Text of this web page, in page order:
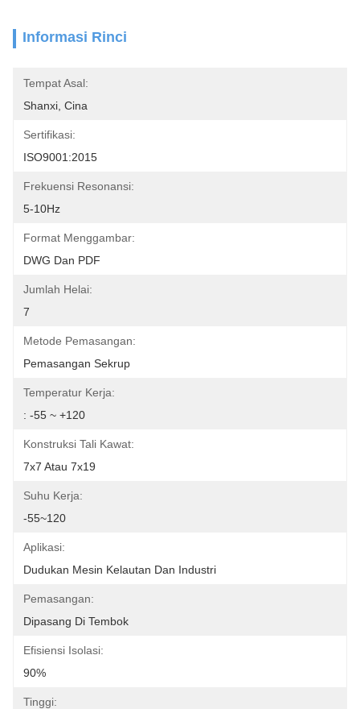
Informasi Rinci
Tempat Asal:
Shanxi, Cina
Sertifikasi:
ISO9001:2015
Frekuensi Resonansi:
5-10Hz
Format Menggambar:
DWG Dan PDF
Jumlah Helai:
7
Metode Pemasangan:
Pemasangan Sekrup
Temperatur Kerja:
: -55 ~ +120
Konstruksi Tali Kawat:
7x7 Atau 7x19
Suhu Kerja:
-55~120
Aplikasi:
Dudukan Mesin Kelautan Dan Industri
Pemasangan:
Dipasang Di Tembok
Efisiensi Isolasi:
90%
Tinggi: